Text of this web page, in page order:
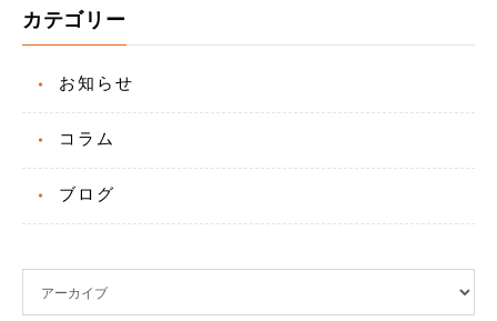
カテゴリー
お知らせ
コラム
ブログ